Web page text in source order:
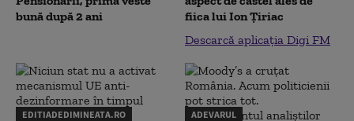
bună după 2 ani
fiica lui Ion Țiriac
Descarcă aplicația Digi FM
EDITIADEDIMINEATA.RO ADEVARUL